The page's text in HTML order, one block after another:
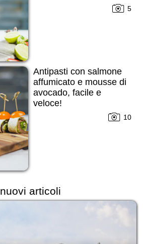
5
Antipasti con salmone
affumicato e mousse di
avocado, facile e
veloce!
10
nuovi articoli